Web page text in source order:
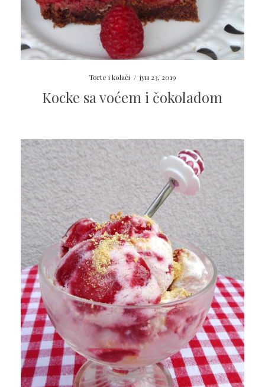
Torte i kolači / јун 23, 2019
Kocke sa voćem i čokoladom